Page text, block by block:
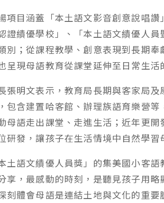
項目涵蓋「本土語文影音創意說唱
證績優學校」、「本土語文績優人
別；從課程教學、創意表現到長期
呈現母語教育從課堂延伸至日常生活
張明文表示，教育局長期與客家局
包含建置哈客館、辦理族語育樂營
母語走出課堂、走進生活；近年更
研發，讓孩子在生活情境中自然學習
土語文績優人員獎」的集美國小客
享，最感動的時刻，是聽見孩子用
刻體會母語是連結土地與文化的重